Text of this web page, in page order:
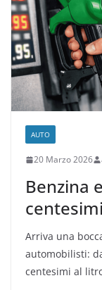
AUTO
20 Marzo 2026
Benzina
Arriva una
automobilisti:
centesimi al